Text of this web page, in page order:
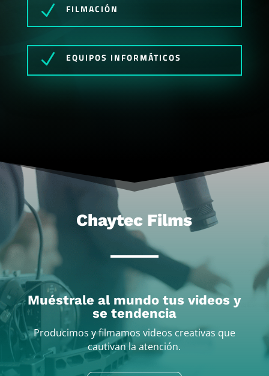
N FILMACIÓN
N EQUIPOS INFORMÁTICOS
Chaytec Films
Muéstrale al mundo tus videos y
se tendencia
Producimos y filmamos videos creativas que
cautivan la atención.